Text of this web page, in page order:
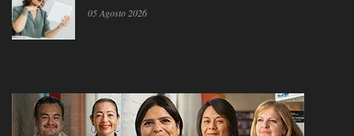
05 Agosto 2026